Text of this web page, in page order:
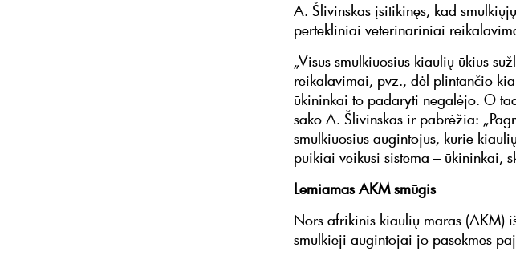
A. Šlivinskas įsitikinęs, kad
pertekliniai veterinariniai
„Visus smulkiuosius kiaulių ūkius
reikalavimai, pvz., dėl plintančio
ūkininkai to padaryti negalėjo. O
sako A. Šlivinskas ir pabrėžia:
smulkiuosius augintojus, kurie
puikiai veikusi sistema – ūkininkai,
Lemiamas AKM smūgis
Nors afrikinis kiaulių maras (AKM)
smulkieji augintojai jo pasekmes